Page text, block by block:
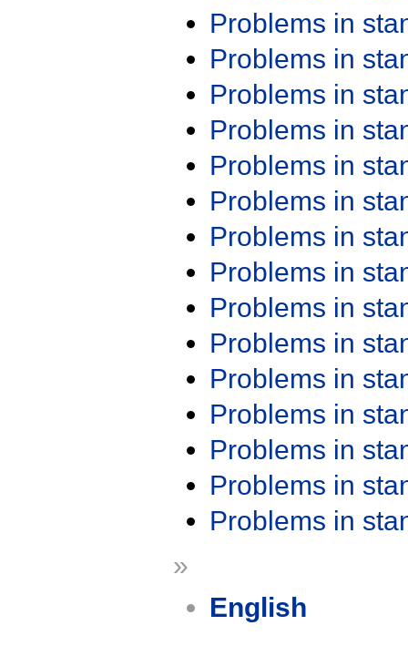
Problems in
Problems in
Problems in
Problems in
Problems in
Problems in
Problems in
Problems in
Problems in
Problems in
Problems in
Problems in
Problems in
Problems in
Problems in
»
English